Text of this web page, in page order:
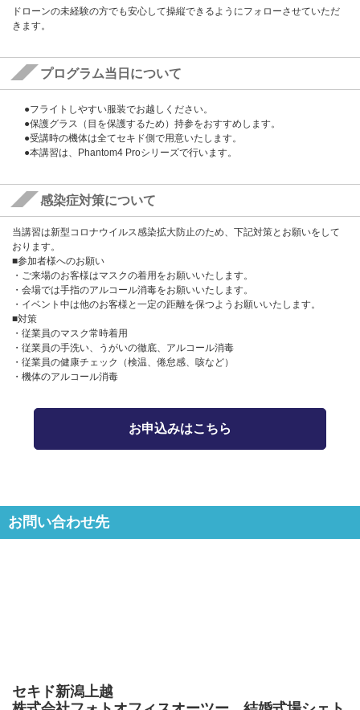
ドローンの未経験の方でも安心して操縦できるようにフォローさせていただ
きます。
プログラム当日について
●フライトしやすい服装でお越しください。
●保護グラス（目を保護するため）持参をおすすめします。
●受講時の機体は全てセキド側で用意いたします。
●本講習は、Phantom4 Proシリーズで行います。
感染症対策について
当講習は新型コロナウイルス感染拡大防止のため、下記対策とお願いをして
おります。
■参加者様へのお願い
・ご来場のお客様はマスクの着用をお願いいたします。
・会場では手指のアルコール消毒をお願いいたします。
・イベント中は他のお客様と一定の距離を保つようお願いいたします。
■対策
・従業員のマスク常時着用
・従業員の手洗い、うがいの徹底、アルコール消毒
・従業員の健康チェック（検温、倦怠感、咳など）
・機体のアルコール消毒
お申込みはこちら
お問い合わせ先
セキド新潟上越